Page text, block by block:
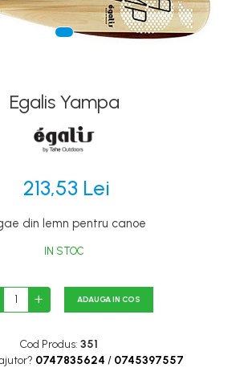
mare
Egalis Yampa
213,53 Lei
din lemn pentru canoe
IN STOC
ADAUGA IN COS
Cod Produs: 351
0747835624 / 0745397557